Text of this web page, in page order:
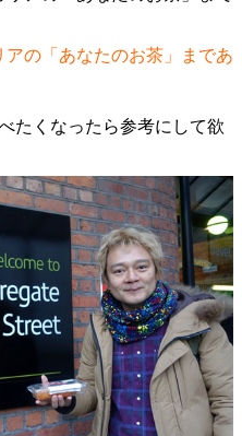
の「あなたのお茶」まであ
たくなったら参考にして欲